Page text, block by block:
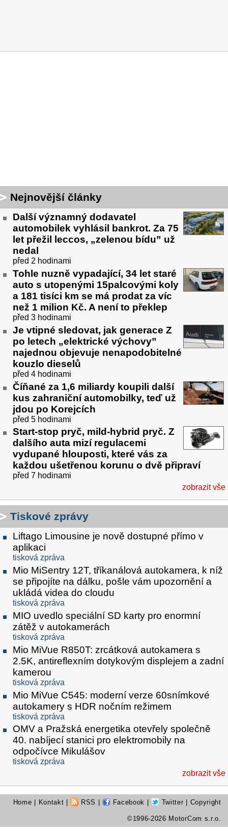
Nejnovější články
Další významný dodavatel
automobilek vyhlásil bankrot. Za 75
let přežil leccos, „zelenou bídu” už
nedal
před 2 hodinami
Tohle nuzně vypadající, 34 let staré
auto s utopenými 15palcovými koly
a 181 tisíci km se má prodat za víc
než 1 milion Kč. A není to překlep
před 3 hodinami
Je vtipné sledovat, jak generace Z
po letech „elektrické výchovy”
najednou objevuje nenapodobitelné
kouzlo dieselů
před 4 hodinami
Číňané za 1,6 miliardy koupili další
kus zahraniční automobilky, teď už
jdou po Korejcích
před 5 hodinami
Start-stop pryč, mild-hybrid pryč. Z
dalšího auta mizí regulacemi
vydupané hlouposti, které vás za
každou ušetřenou korunu o dvě připraví
před 7 hodinami
zobrazit vše
Tiskové zprávy
Liftago Limousine je nově dostupné přímo v
aplikaci
tisková zpráva
Mio MiSentry 12T, tříkanálová autokamera, k níž
se připojíte na dálku, pošle vám upozornění a
ukládá videa do cloudu
tisková zpráva
MIO uvedlo speciální SD karty pro enormní
zátěž v autokamerách
tisková zpráva
Mio MiVue R850T: zrcátková autokamera s
2.5K, antireflexním dotykovým displejem a zadní
kamerou
tisková zpráva
Mio MiVue C545: moderní verze 60snímkové
autokamery s HDR nočním režimem
tisková zpráva
OMV a Pražská energetika otevřely společně
40. nabíjecí stanici pro elektromobily na
odpočívce Mikulášov
tisková zpráva
zobrazit vše
Home Kontakt RSS Facebook Twitter | Copyright
©1996-2026 MotorCom s.r.o.